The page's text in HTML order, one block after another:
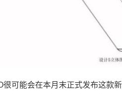
可能会在本月末正式发布这款